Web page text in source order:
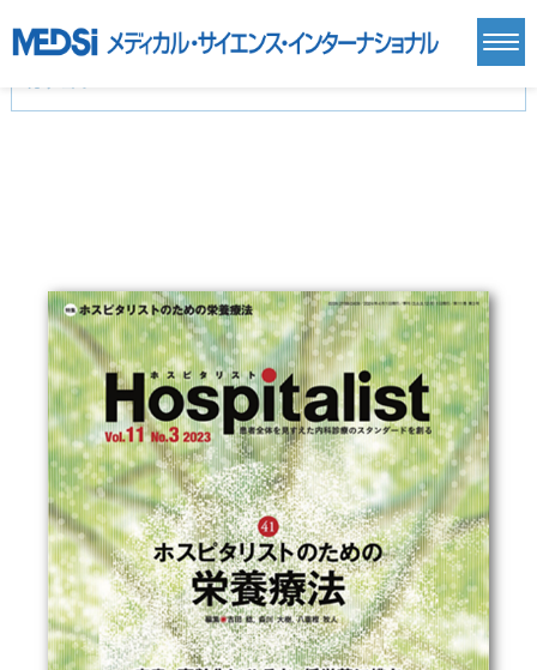
基礎医学(93)
基礎医学関連科学(80)
自然科学(25)
看護学(21)
医療技術(16)
歯科学(3)
栄養学(0)
薬学(7)
保健・体育(1)
衛生・公衆衛生学(14)
医学一般(91) マルチメディア(0)